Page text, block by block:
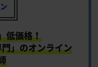
低価格！
」のオンライン